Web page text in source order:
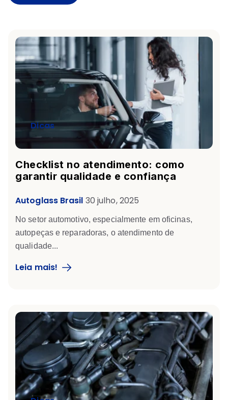
Dicas
Checklist no atendimento: como
garantir qualidade e confiança
Autoglass Brasil 30 julho, 2025
No setor automotivo, especialmente em oficinas,
autopeças e reparadoras, o atendimento de
qualidade...
Leia mais!